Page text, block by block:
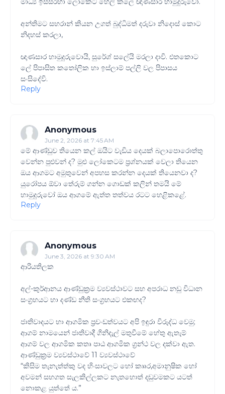
අන්තිමට සහරාන් කියන උගත් බුද්ධිමත් දරුවා නිදොස් කොට
නිදහස් කරලා,
ඥාණසාර හාමුදුරුවොයි, සුරේශ් සලේයි මරලා දාවි. එතකොට
ලේ පිපාසිත ක‍තෝලික හා ඉස්ලාම් පල්ලි වල පිපාසය
සංසිදේවි.
Reply
Anonymous
June 2, 2026 at 7:45 AM
මේ ආණ්ඩුව තියෙන කල් ඔයිට වැඩිය දෙයක් බලාපොරොත්තු
වෙන්න පුළුවන් ද? මුළු ලෝකෙටම ප්‍රශ්නයක් වෙලා තියෙන
ඔය ආගමට අමුතුවෙන් අපහස කරන්න දෙයක් තියෙනවා ද?
යුරෝපය ඕවා තේරුම් ගන්න ගොඩක් කලින් තමයි මේ
හාමුදුරුවෝ ඔය ආගමේ ඇත්ත තත්වය රටට හෙළිකළේ.
Reply
Anonymous
June 3, 2026 at 9:30 AM
ආරියතිලක
අල්-කුර්ආනය ආණ්ඩුක්‍රම ව්‍යවස්ථාවට සහ අපරාධ නඩු විධාන
සංග්‍රහයට හා දණ්ඩ නීති සංග්‍රහයට එකඟද?
ජාතිවාදයට හා ආගමික ප්‍රචංඩත්වයට අපි ඉඳුරා විරුද්ධ වෙමු;
ආගම් නාමයෙන් ජාතිවාදී ගිනිදැල් මතුවීමේ හේතු ඇතැම්
ආගම් වල ආගමික කතෘ පාඨ ආගමික ග්‍රන්ථ වල දක්වා ඇත.
ආණ්ඩුක්‍රම ව්‍යවස්ථාවේ 11 ව්‍යවස්ථාවේ
“කිසිම තැනැත්ත්කු වද හිංසාවලට හෝ කෲර,අමානුෂික හෝ
අවමන් සහගත සැලකිල්ලකට නැතහොත් දඩුවමකට යටත්
නොකළ යුත්තේ ය.”